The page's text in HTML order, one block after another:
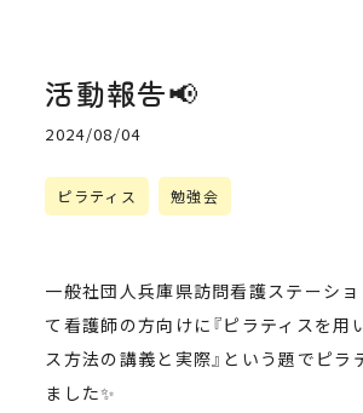
活動報告📢
2024/08/04
ピラティス 勉強会
一般社団人兵庫県訪問看護ステーシ
て看護師の方向けに『ピラティスを用
ス方法の講義と実際』という題でピラ
ました✨